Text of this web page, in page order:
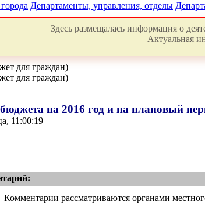
Департаменты, управления, отделы
Здесь размещалась информация о
Актуальная
для граждан)
для граждан)
на 2016 год и на плановый
11:00:19
Комментарии рассматриваются органами